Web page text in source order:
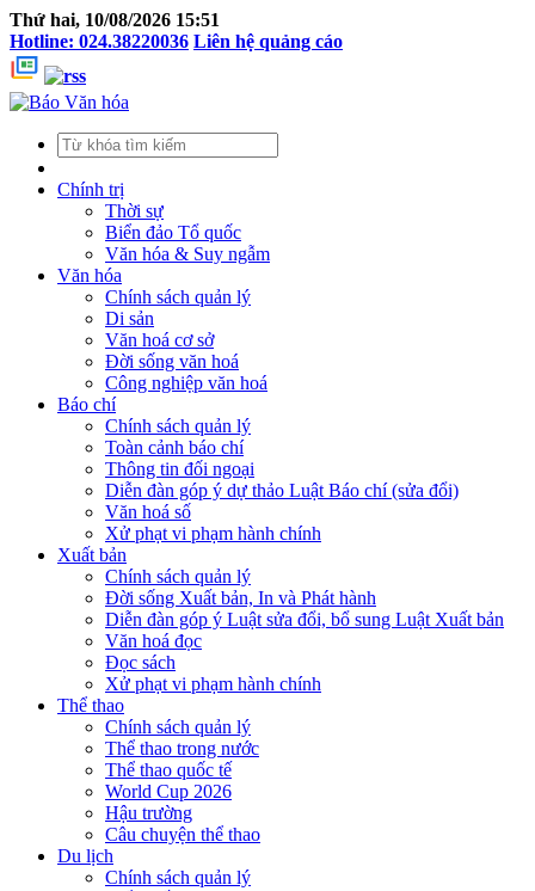
Thứ hai, 10/08/2026 15:51
Hotline: 024.38220036 Liên hệ quảng cáo
Chính trị
Thời sự
Biển đảo Tổ quốc
Văn hóa & Suy ngẫm
Văn hóa
Chính sách quản lý
Di sản
Văn hoá cơ sở
Đời sống văn hoá
Công nghiệp văn hoá
Báo chí
Chính sách quản lý
Toàn cảnh báo chí
Thông tin đối ngoại
Diễn đàn góp ý dự thảo Luật Báo chí (sửa đổi)
Văn hoá số
Xử phạt vi phạm hành chính
Xuất bản
Chính sách quản lý
Đời sống Xuất bản, In và Phát hành
Diễn đàn góp ý Luật sửa đổi, bổ sung Luật Xuất bản
Văn hoá đọc
Đọc sách
Xử phạt vi phạm hành chính
Thể thao
Chính sách quản lý
Thể thao trong nước
Thể thao quốc tế
World Cup 2026
Hậu trường
Câu chuyện thể thao
Du lịch
Chính sách quản lý